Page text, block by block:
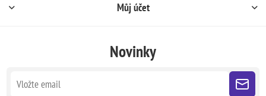
Můj účet
Novinky